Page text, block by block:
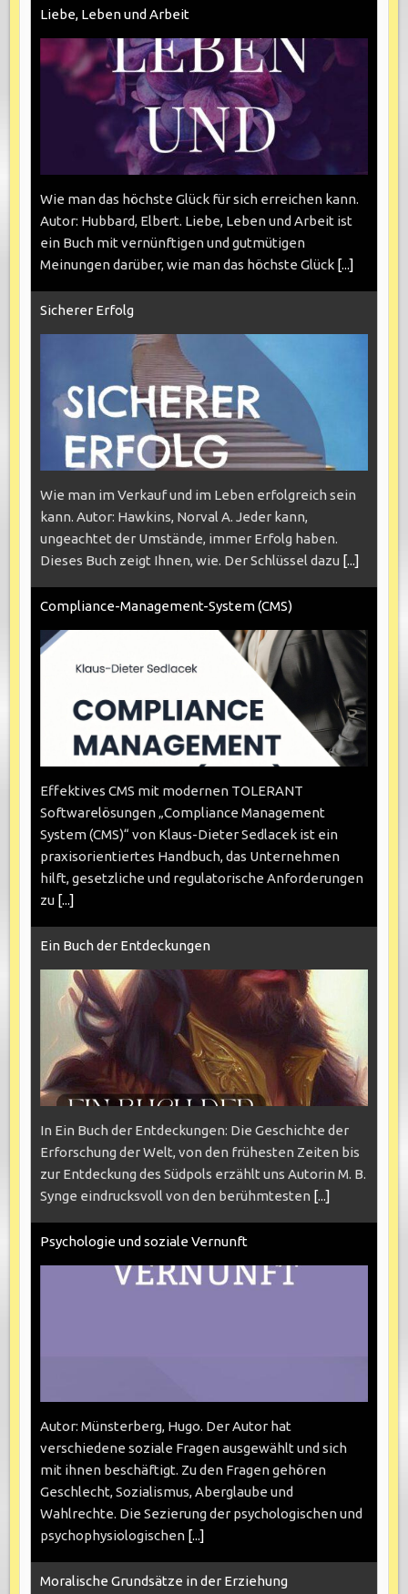
Liebe, Leben und Arbeit
Wie man das höchste Glück für sich erreichen kann.
Autor: Hubbard, Elbert. Liebe, Leben und Arbeit ist
ein Buch mit vernünftigen und gutmütigen
Meinungen darüber, wie man das höchste Glück [...]
Sicherer Erfolg
Wie man im Verkauf und im Leben erfolgreich sein
kann. Autor: Hawkins, Norval A. Jeder kann,
ungeachtet der Umstände, immer Erfolg haben.
Dieses Buch zeigt Ihnen, wie. Der Schlüssel dazu [...]
Compliance-Management-System (CMS)
Effektives CMS mit modernen TOLERANT
Softwarelösungen „Compliance Management
System (CMS)“ von Klaus-Dieter Sedlacek ist ein
praxisorientiertes Handbuch, das Unternehmen
hilft, gesetzliche und regulatorische Anforderungen
zu [...]
Ein Buch der Entdeckungen
In Ein Buch der Entdeckungen: Die Geschichte der
Erforschung der Welt, von den frühesten Zeiten bis
zur Entdeckung des Südpols erzählt uns Autorin M. B.
Synge eindrucksvoll von den berühmtesten [...]
Psychologie und soziale Vernunft
Autor: Münsterberg, Hugo. Der Autor hat
verschiedene soziale Fragen ausgewählt und sich
mit ihnen beschäftigt. Zu den Fragen gehören
Geschlecht, Sozialismus, Aberglaube und
Wahlrechte. Die Sezierung der psychologischen und
psychophysiologischen [...]
Moralische Grundsätze in der Erziehung